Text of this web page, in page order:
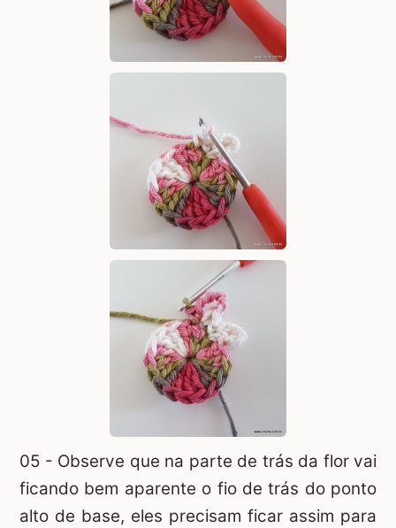
05 - Observe que na parte de trás da flor vai
ficando bem aparente o fio de trás do ponto
alto de base, eles precisam ficar assim para